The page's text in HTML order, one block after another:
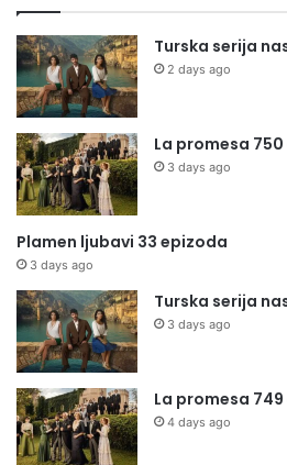
Turska serija
2 days ago
La promesa
3 days ago
Plamen ljubavi 33 epizoda
3 days ago
Turska serija
3 days ago
La promesa
4 days ago